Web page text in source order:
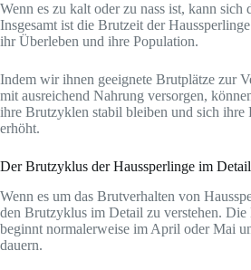
Wenn es zu kalt oder zu nass ist, kann sich
Insgesamt ist die Brutzeit der
ihr Überleben und ihre Population.
Indem wir ihnen geeignete Brutplätze zur
mit ausreichend Nahrung versorgen,
ihre Brutzyklen stabil bleiben und sich ihre
erhöht.
Der Brutzyklus der Haussperlinge im Detail
Wenn es um das Brutverhalten von
den Brutzyklus im Detail zu verstehen.
beginnt normalerweise im April oder Mai
dauern.